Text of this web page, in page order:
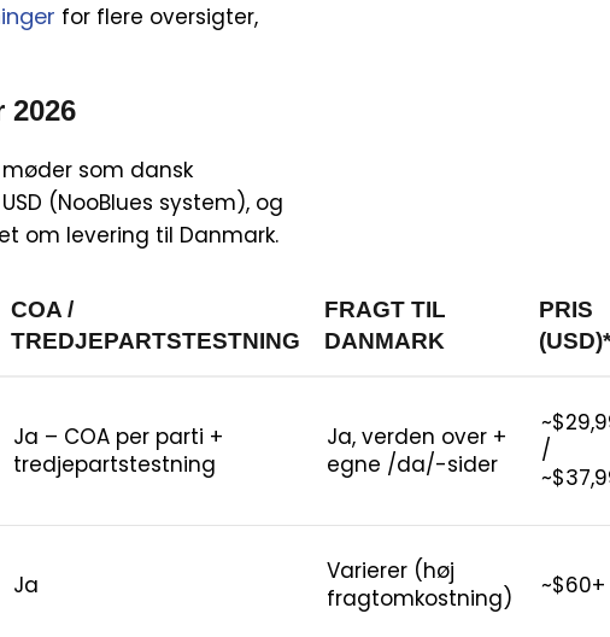
for flere oversigter,
som dansk
(NooBlues system), og
om levering til Danmark.
COA /
TREDJEPARTSTESTNING
FRAGT TIL
DANMARK
PRIS
Ja – COA per parti +
tredjepartstestning
Ja, verden over +
egne /da/-sider
/
Ja
Varierer (høj
fragtomkostning)
~$60+